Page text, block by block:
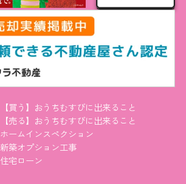
【買う】おうちむすびに出来ること
【売る】おうちむすびに出来ること
ホームインスペクション
新築オプション工事
住宅ローン